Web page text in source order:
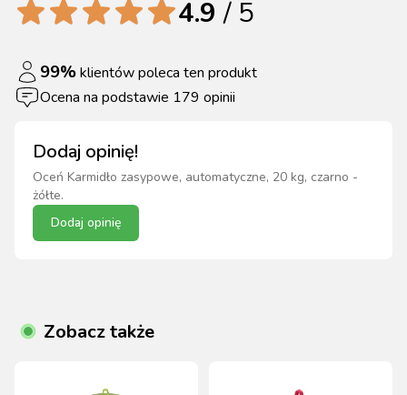
Dodaj opinię!
Oceń Karmidło zasypowe, automatyczne, 20 kg, czarno -
żółte.
Dodaj opinię
4.9 / 5
99%klientów poleca ten produkt
Ocena na podstawie 179 opinii
Zobacz także